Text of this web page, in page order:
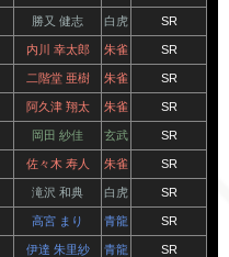
勝又 健志 白虎 SR
内川 幸太郎 朱雀 SR
二階堂 亜樹 朱雀 SR
阿久津 翔太 朱雀 SR
岡田 紗佳 玄武 SR
佐々木 寿人 朱雀 SR
滝沢 和典 白虎 SR
高宮 まり 青龍 SR
伊達 朱里紗 青龍 SR